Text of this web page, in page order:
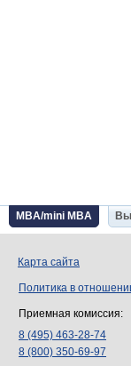
MBA/mini MBA
Карта сайта
Политика в
Приемная комиссия:
8 (495) 463-28-74
8 (800) 350-69-97